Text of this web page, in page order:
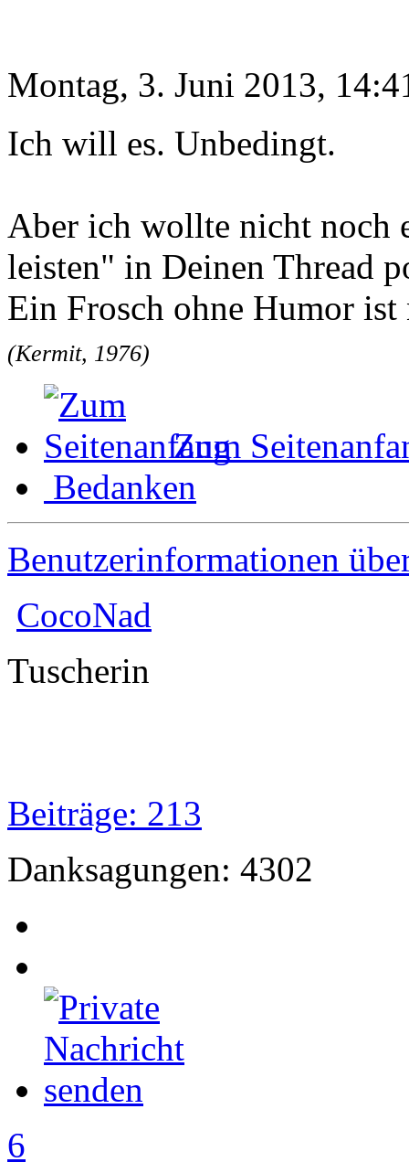
Montag, 3. Juni 2013,
Ich will es. Unbedingt.
Aber ich wollte nicht noch
leisten" in Deinen Thread
Ein Frosch ohne Humor
(Kermit, 1976)
Zum
Bedanken
Benutzerinformationen
CocoNad
Tuscherin
Beiträge: 213
Danksagungen: 4302
6